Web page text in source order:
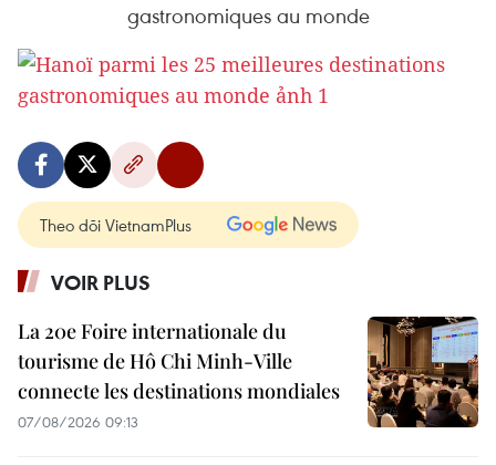
gastronomiques au monde
Theo dõi VietnamPlus
VOIR PLUS
La 20e Foire internationale du
tourisme de Hô Chi Minh-Ville
connecte les destinations mondiales
07/08/2026 09:13